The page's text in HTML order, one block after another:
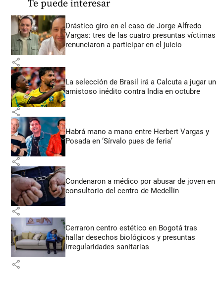
Te puede interesar
Drástico giro en el caso de Jorge Alfredo
Vargas: tres de las cuatro presuntas víctimas
renunciaron a participar en el juicio
share
La selección de Brasil irá a Calcuta a jugar un
amistoso inédito contra India en octubre
share
Habrá mano a mano entre Herbert Vargas y
Posada en ‘Sírvalo pues de feria’
share
Condenaron a médico por abusar de joven en
consultorio del centro de Medellín
share
Cerraron centro estético en Bogotá tras
hallar desechos biológicos y presuntas
irregularidades sanitarias
share